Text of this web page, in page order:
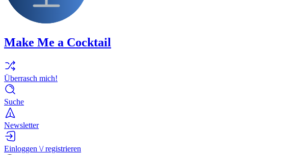
Make Me a Cocktail
Überrasch mich!
Suche
Newsletter
Einloggen \/ registrieren